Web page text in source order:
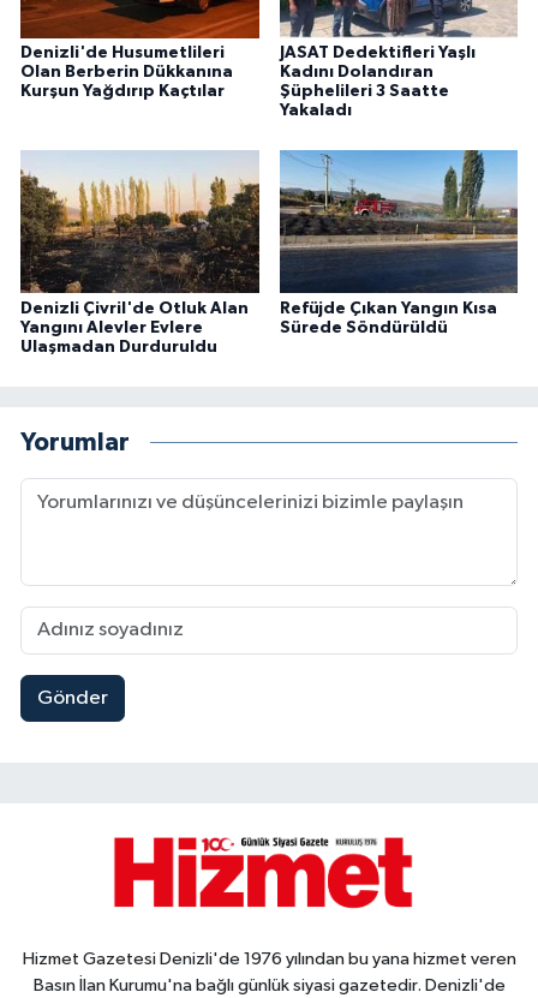
Denizli'de Husumetlileri
Olan Berberin Dükkanına
Kurşun Yağdırıp Kaçtılar
JASAT Dedektifleri Yaşlı
Kadını Dolandıran
Şüphelileri 3 Saatte
Yakaladı
Denizli Çivril'de Otluk Alan
Yangını Alevler Evlere
Ulaşmadan Durduruldu
Refüjde Çıkan Yangın Kısa
Sürede Söndürüldü
Yorumlar
Gönder
Hizmet Gazetesi Denizli'de 1976 yılından bu yana hizmet veren
Basın İlan Kurumu'na bağlı günlük siyasi gazetedir. Denizli'de